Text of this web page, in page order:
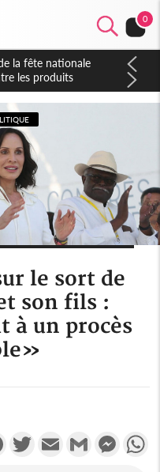
0
la fête nationale
les produits
le sort de
son fils :
un procès
FacebookTwitterEmail Gmail